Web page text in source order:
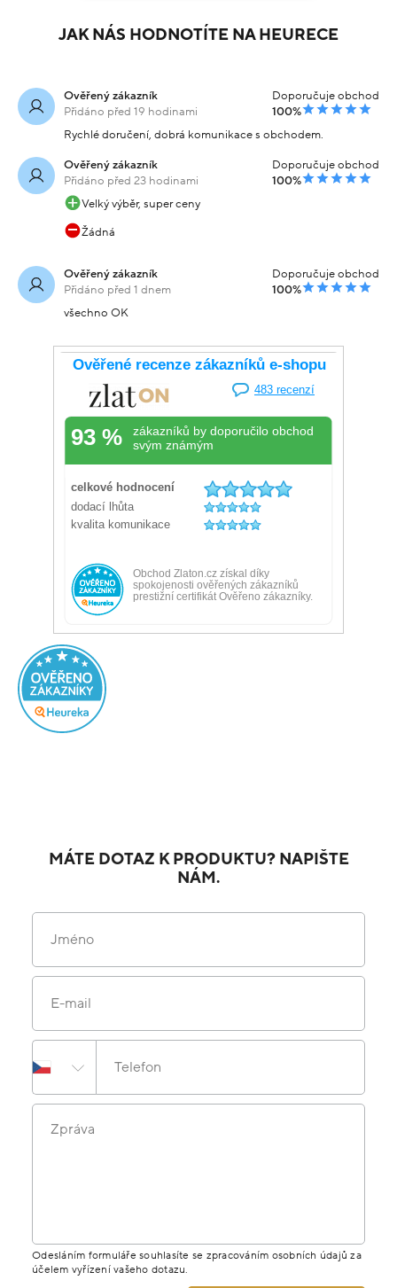
JAK NÁS HODNOTÍTE NA HEURECE
Ověřený zákazník
Přidáno před 19 hodinami
Doporučuje obchod
100%
Rychlé doručení, dobrá komunikace s obchodem.
Ověřený zákazník
Přidáno před 23 hodinami
Doporučuje obchod
100%
Velký výběr, super ceny
Žádná
Ověřený zákazník
Přidáno před 1 dnem
Doporučuje obchod
100%
všechno OK
MÁTE DOTAZ K PRODUKTU? NAPIŠTE
NÁM.
Jméno
E-mail
Telefon
Zpráva
Odesláním formuláře souhlasíte se zpracováním osobních údajů za
účelem vyřízení vašeho dotazu.